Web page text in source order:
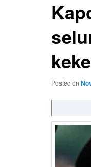
Posted on